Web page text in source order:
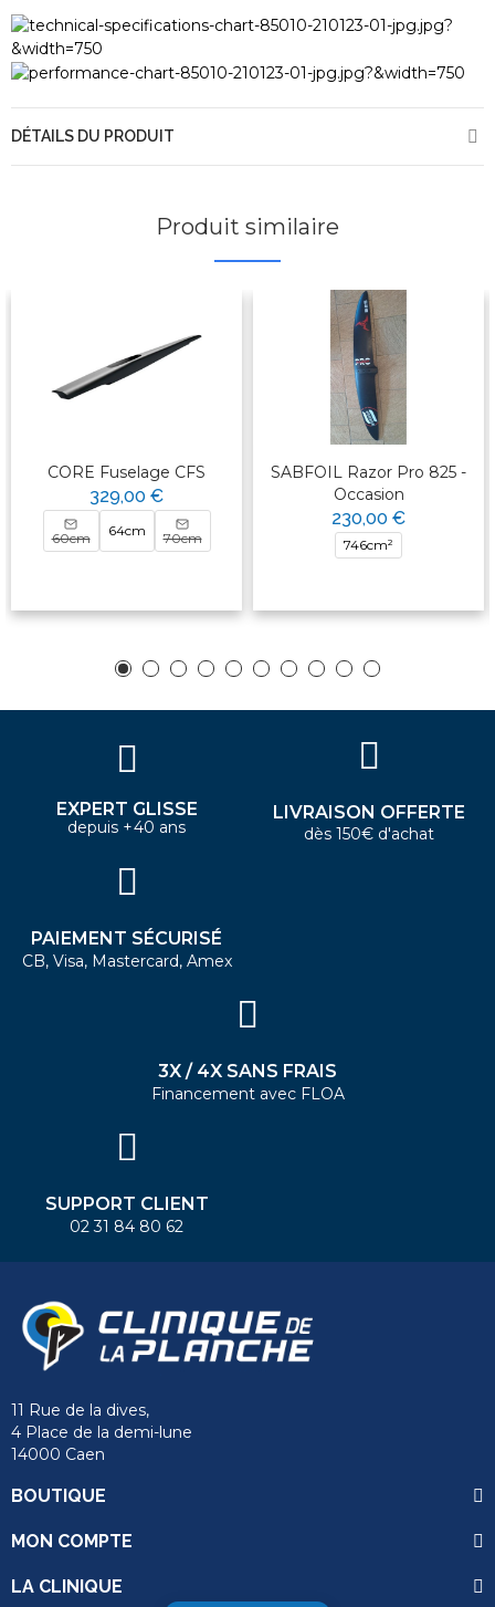
DÉTAILS DU PRODUIT
Produit similaire
CORE Fuselage CFS
329,00 €
60cm 64cm 70cm
SABFOIL Razor Pro 825 -
Occasion
230,00 €
746cm²
EXPERT GLISSE
depuis +40 ans
LIVRAISON OFFERTE
dès 150€ d'achat
PAIEMENT SÉCURISÉ
CB, Visa, Mastercard, Amex
3X / 4X SANS FRAIS
Financement avec FLOA
SUPPORT CLIENT
02 31 84 80 62
11 Rue de la dives,
4 Place de la demi-lune
14000 Caen
BOUTIQUE
MON COMPTE
LA CLINIQUE